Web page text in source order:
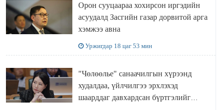
Орон сууцаараа хохирсон иргэдийн
асуудалд Засгийн газар дорвитой арга
хэмжээ авна
Уржигдар 18 цаг 53 мин
"Чөлөөлье" санаачилгын хүрээнд
худалдаа, үйлчилгээ эрхлэхэд
шаарддаг давхардсан бүртгэлийг